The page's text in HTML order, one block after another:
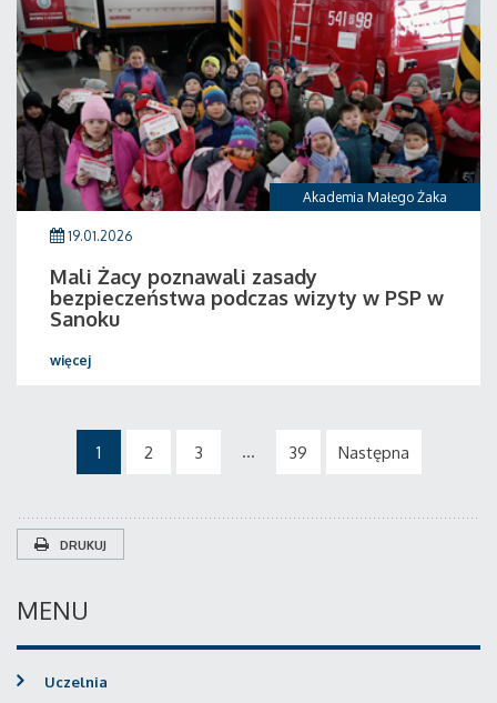
Akademia Małego Żaka
19.01.2026
Mali Żacy poznawali zasady
bezpieczeństwa podczas wizyty w PSP w
Sanoku
więcej
1 2 3 ... 39 Następna
DRUKUJ
MENU
Uczelnia